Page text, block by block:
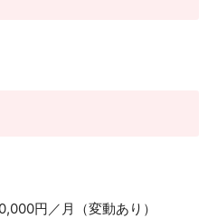
円／月（変動あり）